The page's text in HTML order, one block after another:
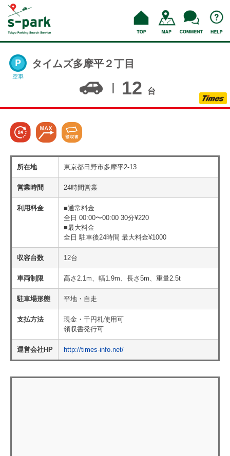
空車
タイムズ多摩平２丁目
12 台
所在地 東京都日野市多摩平2-13
営業時間 24時間営業
利用料金
■通常料金
全日 00:00〜00:00 30分¥220
■最大料金
全日 駐車後24時間 最大料金¥1000
収容台数 12台
車両制限 高さ2.1m、幅1.9m、長さ5m、重量2.5t
駐車場形態 平地・自走
支払方法
現金・千円札使用可
領収書発行可
運営会社HP http://times-info.net/